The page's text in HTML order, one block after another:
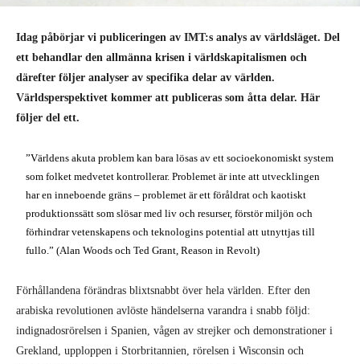
Idag påbörjar vi publiceringen av IMT:s analys av världsläget. Del
ett behandlar den allmänna krisen i världskapitalismen och
därefter följer analyser av specifika delar av världen.
Världsperspektivet kommer att publiceras som åtta delar. Här
följer del ett.
”Världens akuta problem kan bara lösas av ett socioekonomiskt system
som folket medvetet kontrollerar. Problemet är inte att utvecklingen
har en inneboende gräns – problemet är ett föråldrat och kaotiskt
produktionssätt som slösar med liv och resurser, förstör miljön och
förhindrar vetenskapens och teknologins potential att utnyttjas till
fullo.” (Alan Woods och Ted Grant, Reason in Revolt)
Förhållandena förändras blixtsnabbt över hela världen. Efter den
arabiska revolutionen avlöste händelserna varandra i snabb följd:
indignadosrörelsen i Spanien, vågen av strejker och demonstrationer i
Grekland, upploppen i Storbritannien, rörelsen i Wisconsin och